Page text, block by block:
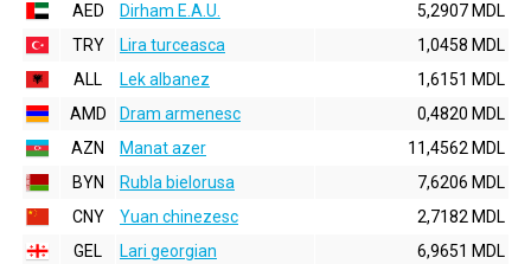
AED
Dirham E.A.U.
5,2907 MDL
TRY
Lira turceasca
1,0458 MDL
ALL
Lek albanez
1,6151 MDL
AMD
Dram armenesc
0,4820 MDL
AZN
Manat azer
11,4562 MDL
BYN
Rubla bielorusa
7,6206 MDL
CNY
Yuan chinezesc
2,7182 MDL
GEL
Lari georgian
6,9651 MDL